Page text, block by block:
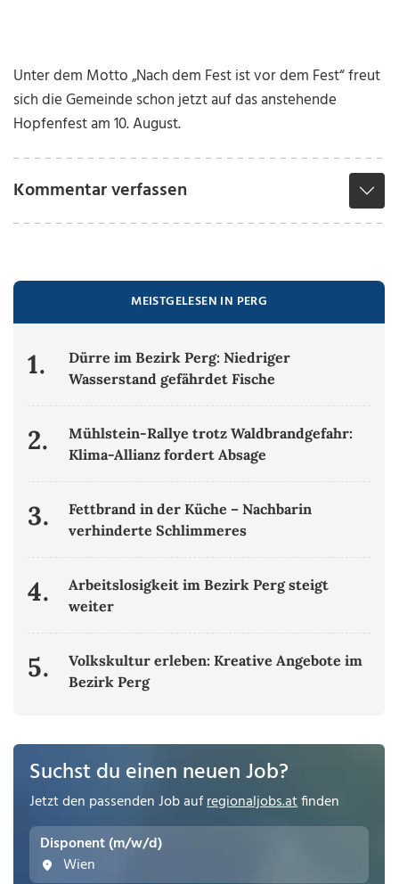
Unter dem Motto „Nach dem Fest ist vor dem Fest“ freut
sich die Gemeinde schon jetzt auf das anstehende
Hopfenfest am 10. August.
Kommentar verfassen
MEISTGELESEN IN PERG
1.
Dürre im Bezirk Perg: Niedriger
Wasserstand gefährdet Fische
2.
Mühlstein-Rallye trotz Waldbrandgefahr:
Klima-Allianz fordert Absage
3.
Fettbrand in der Küche – Nachbarin
verhinderte Schlimmeres
4.
Arbeitslosigkeit im Bezirk Perg steigt
weiter
5.
Volkskultur erleben: Kreative Angebote im
Bezirk Perg
Suchst du einen neuen Job?
Jetzt den passenden Job aufregionaljobs.atfinden
Disponent (m/w/d)
Wien